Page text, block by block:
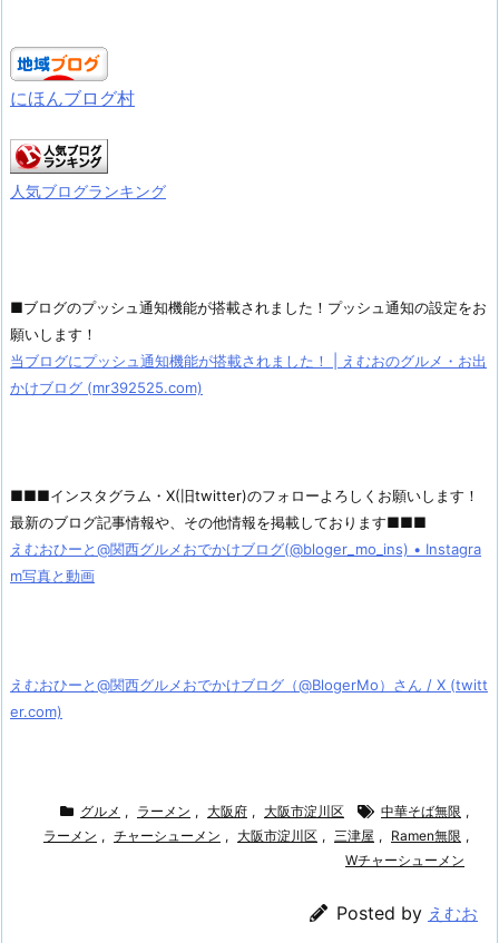
にほんブログ村
人気ブログランキング
■ブログのプッシュ通知機能が搭載されました！プッシュ通知の設定をお
願いします！
当ブログにプッシュ通知機能が搭載されました！ | えむおのグルメ・お出
かけブログ (mr392525.com)
■■■インスタグラム・X(旧twitter)のフォローよろしくお願いします！
最新のブログ記事情報や、その他情報を掲載しております■■■
えむおひーと@関西グルメおでかけブログ(@bloger_mo_ins) • Instagra
m写真と動画
えむおひーと@関西グルメおでかけブログ（@BlogerMo）さん / X (twitt
er.com)
グルメ , ラーメン , 大阪府 , 大阪市淀川区 中華そば無限 ,
ラーメン , チャーシューメン , 大阪市淀川区 , 三津屋 , Ramen無限 ,
Wチャーシューメン
Posted by えむお